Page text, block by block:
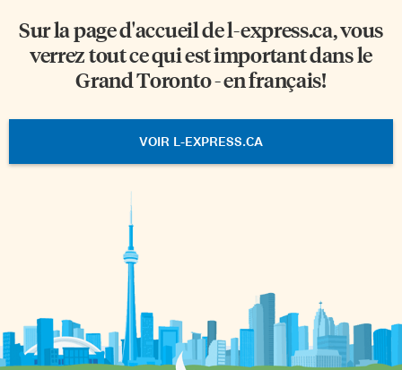
Sur la page d'accueil del-express.ca, vous
verrez tout ce qui est important dans le
Grand Toronto - en français!
VOIR L-EXPRESS.CA